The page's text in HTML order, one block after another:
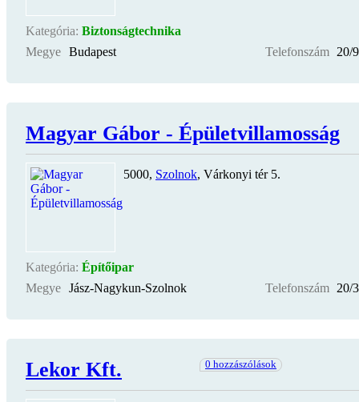
Kategória: Biztonságtechnika
Megye Budapest Telefonszám 20/
Magyar Gábor - Épületvillamosság
5000, Szolnok, Várkonyi tér 5.
Kategória: Építőipar
Megye Jász-Nagykun-Szolnok Telefonszám 20/
Lekor Kft. 0 hozzászólások